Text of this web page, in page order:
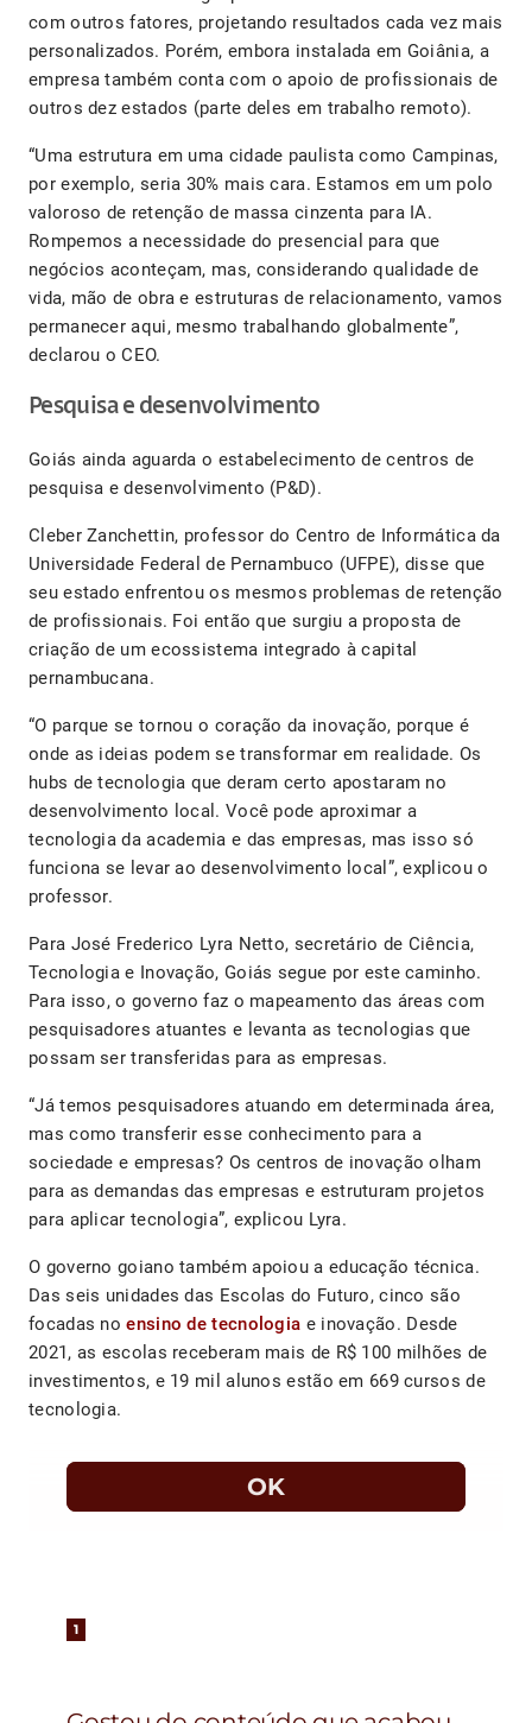
com outros fatores, projetando resultados cada vez mais
personalizados. Porém, embora instalada em Goiânia, a
empresa também conta com o apoio de profissionais de
outros dez estados (parte deles em trabalho remoto).
“Uma estrutura em uma cidade paulista como Campinas,
por exemplo, seria 30% mais cara. Estamos em um polo
valoroso de retenção de massa cinzenta para IA.
Rompemos a necessidade do presencial para que
negócios aconteçam, mas, considerando qualidade de
vida, mão de obra e estruturas de relacionamento, vamos
permanecer aqui, mesmo trabalhando globalmente”,
declarou o CEO.
Pesquisa e desenvolvimento
Goiás ainda aguarda o estabelecimento de centros de
pesquisa e desenvolvimento (P&D).
Cleber Zanchettin, professor do Centro de Informática da
Universidade Federal de Pernambuco (UFPE), disse que
seu estado enfrentou os mesmos problemas de retenção
de profissionais. Foi então que surgiu a proposta de
criação de um ecossistema integrado à capital
pernambucana.
“O parque se tornou o coração da inovação, porque é
onde as ideias podem se transformar em realidade. Os
hubs de tecnologia que deram certo apostaram no
desenvolvimento local. Você pode aproximar a
tecnologia da academia e das empresas, mas isso só
funciona se levar ao desenvolvimento local”, explicou o
professor.
Para José Frederico Lyra Netto, secretário de Ciência,
Tecnologia e Inovação, Goiás segue por este caminho.
Para isso, o governo faz o mapeamento das áreas com
pesquisadores atuantes e levanta as tecnologias que
possam ser transferidas para as empresas.
“Já temos pesquisadores atuando em determinada área,
mas como transferir esse conhecimento para a
sociedade e empresas? Os centros de inovação olham
para as demandas das empresas e estruturam projetos
para aplicar tecnologia”, explicou Lyra.
O governo goiano também apoiou a educação técnica.
Das seis unidades das Escolas do Futuro, cinco são
focadas noensino de tecnologia e inovação. Desde
2021, as escolas receberam mais de R$ 100 milhões de
investimentos, e 19 mil alunos estão em 669 cursos de
tecnologia.